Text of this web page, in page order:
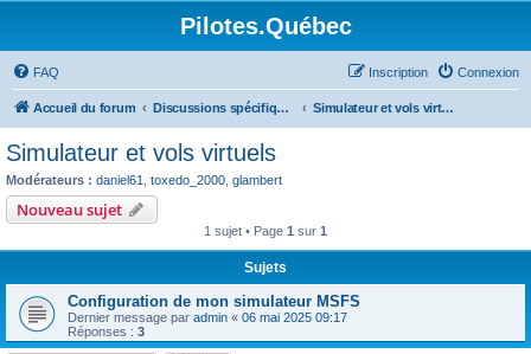
Pilotes.Québec
FAQ Connexion
Inscription
Accueil du forum Discussions spécifiques et techniques Simulateur et vols virtuels
Simulateur et vols virtuels
Modérateurs : daniel61 toxedo_2000 glambert
Nouveau sujet
1 sujet • Page 1 sur 1
Sujets
Configuration de mon simulateur MSFS
Dernier message par admin « 06 mai 2025 09:17
Réponses : 3